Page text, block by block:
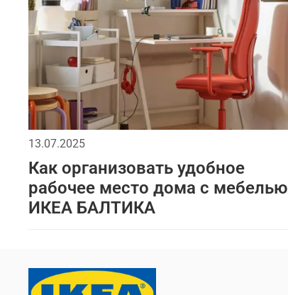
13.07.2025
Как организовать удобное
рабочее место дома с мебелью
ИКЕА БАЛТИКА